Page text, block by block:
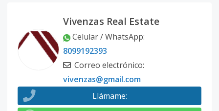
Vivenzas Real Estate
Celular / WhatsApp:
8099192393
Correo electrónico:
vivenzas@gmail.com
Llámame: